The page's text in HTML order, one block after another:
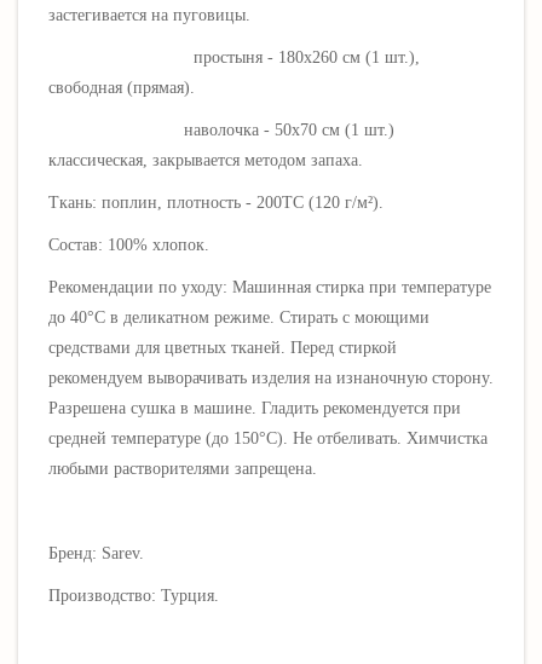
застегивается на пуговицы.
простыня - 180х260 см (1 шт.),
свободная (прямая).
наволочка - 50х70 см (1 шт.)
классическая, закрывается методом запаха.
Ткань: поплин, плотность - 200ТС (120 г/м²).
Состав: 100% хлопок.
Рекомендации по уходу: Машинная стирка при температуре
до 40°C в деликатном режиме. Стирать с моющими
средствами для цветных тканей. Перед стиркой
рекомендуем выворачивать изделия на изнаночную сторону.
Разрешена сушка в машине. Гладить рекомендуется при
средней температуре (до 150°C). Не отбеливать. Химчистка
любыми растворителями запрещена.
Бренд: Sarev.
Производство: Турция.